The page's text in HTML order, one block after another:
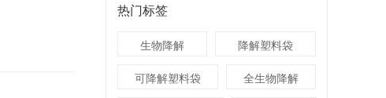
热门标签
生物降解 降解塑料袋
可降解塑料袋 全生物降解